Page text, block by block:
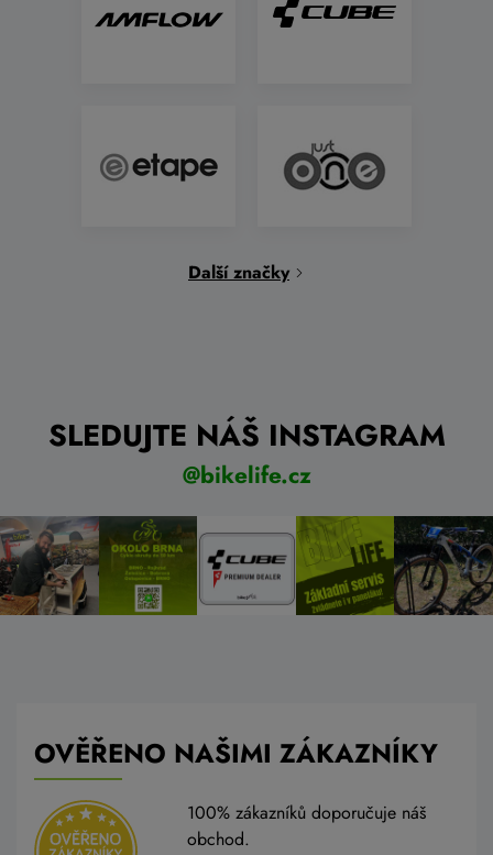
Další značky
SLEDUJTE NÁŠ INSTAGRAM
@bikelife.cz
OVĚŘENO NAŠIMI ZÁKAZNÍKY
100% zákazníků doporučuje náš
obchod.